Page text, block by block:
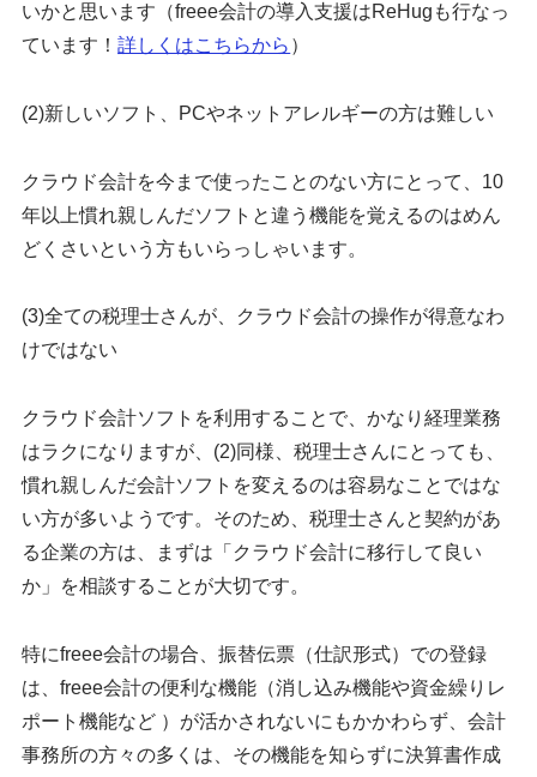
いかと思います（freee会計の導入支援はReHugも行なっ
ています！詳しくはこちらから ）
(2)新しいソフト、PCやネットアレルギーの方は難しい
クラウド会計を今まで使ったことのない方にとって、10
年以上慣れ親しんだソフトと違う機能を覚えるのはめん
どくさいという方もいらっしゃいます。
(3)全ての税理士さんが、クラウド会計の操作が得意なわ
けではない
クラウド会計ソフトを利用することで、かなり経理業務
はラクになりますが、(2)同様、税理士さんにとっても、
慣れ親しんだ会計ソフトを変えるのは容易なことではな
い方が多いようです。そのため、税理士さんと契約があ
る企業の方は、まずは「クラウド会計に移行して良い
か」を相談することが大切です。
特にfreee会計の場合、振替伝票（仕訳形式）での登録
は、freee会計の便利な機能（消し込み機能や資金繰りレ
ポート機能など ）が活かされないにもかかわらず、会計
事務所の方々の多くは、その機能を知らずに決算書作成